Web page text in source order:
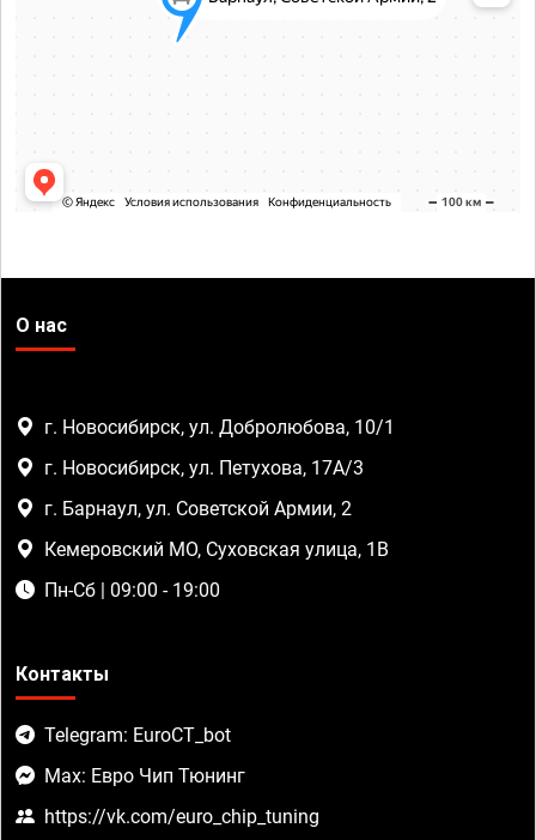
О нас
г. Новосибирск, ул. Добролюбова, 10/1
г. Новосибирск, ул. Петухова, 17А/3
г. Барнаул, ул. Советской Армии, 2
Кемеровский МО, Суховская улица, 1В
Пн-Сб | 09:00 - 19:00
Контакты
Telegram: EuroCT_bot
Max: Евро Чип Тюнинг
https://vk.com/euro_chip_tuning